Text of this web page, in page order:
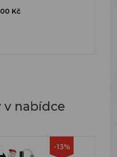
Kč
v nabídce
-13%